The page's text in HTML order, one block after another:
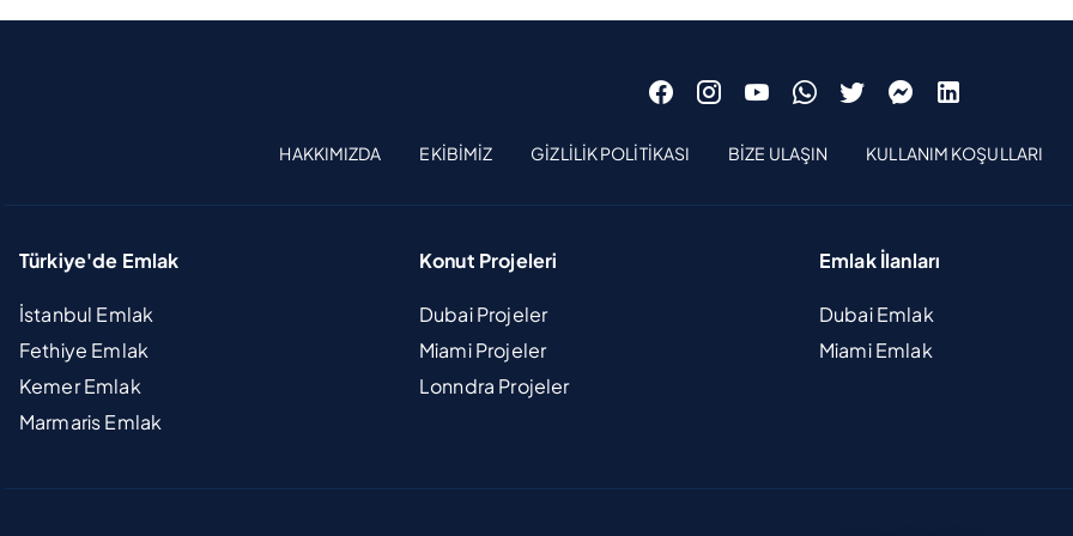
HAKKIMIZDA EKIBIMIZ GIZLILIK POLITIKASI BIZE ULAŞIN KULLANIM KOŞULLARI
Türkiye'de Emlak
İstanbul Emlak
Fethiye Emlak
Kemer Emlak
Marmaris Emlak
Konut Projeleri
Dubai Projeler
Miami Projeler
Lonndra Projeler
Emlak İlanları
Dubai Emlak
Miami Emlak